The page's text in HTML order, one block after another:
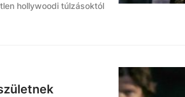
hollywoodi túlzásoktól